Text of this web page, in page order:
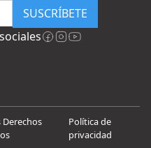
SUSCRÍBETE
Derechos
Política de
privacidad